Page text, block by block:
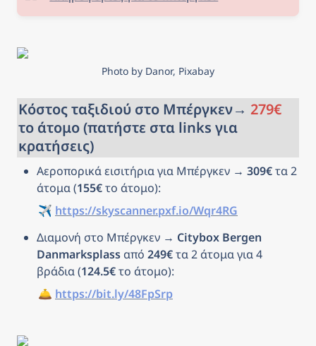
Photo by Danor, Pixabay
Κόστος ταξιδιού στο Μπέργκεν→ 279€
το άτομο (πατήστε στα links για
κρατήσεις)
Αεροπορικά εισιτήρια για Μπέργκεν → 309€ τα 2
άτομα (155€ το άτομο):
✈️ https://skyscanner.pxf.io/Wqr4RG
Διαμονή στο Μπέργκεν → Citybox Bergen
Danmarksplass από 249€ τα 2 άτομα για 4
βράδια (124.5€ το άτομο):
🛎️ https://bit.ly/48FpSrp